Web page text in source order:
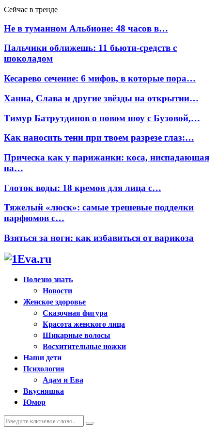
Сейчас в тренде
Не в туманном Альбионе: 48 часов в…
Пальчики оближешь: 11 бьюти-средств с
шоколадом
Кесарево сечение: 6 мифов, в которые пора…
Ханна, Слава и другие звёзды на открытии…
Тимур Батрутдинов о новом шоу с Бузовой,…
Как наносить тени при твоем разрезе глаз:…
Прическа как у парижанки: коса, ниспадающая
на…
Глоток воды: 18 кремов для лица с…
Тяжелый «люск»: самые трешевые подделки
парфюмов с…
Взяться за ноги: как избавиться от варикоза
Полезно знать
Новости
Женское здоровье
Сказочная фигура
Красота женского лица
Шикарные волосы
Восхитительные ножки
Наши дети
Психология
Адам и Ева
Вкусняшка
Юмор
Искать:
Поиск